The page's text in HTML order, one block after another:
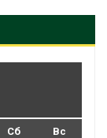
Сб Вс